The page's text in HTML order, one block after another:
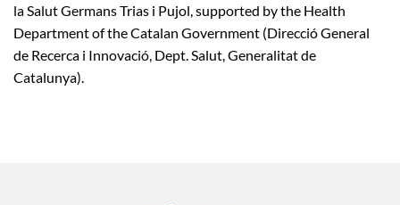
la Salut Germans Trias i Pujol, supported by the Health
Department of the Catalan Government (Direcció General
de Recerca i Innovació, Dept. Salut, Generalitat de
Catalunya).